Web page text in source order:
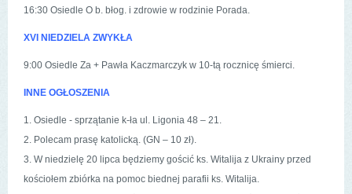
16:30 Osiedle O b. błog. i zdrowie w rodzinie Porada.
XVI NIEDZIELA ZWYKŁA
9:00 Osiedle Za + Pawła Kaczmarczyk w 10-tą rocznicę śmierci.
INNE OGŁOSZENIA
1. Osiedle - sprzątanie k-ła ul. Ligonia 48 – 21.
2. Polecam prasę katolicką. (GN – 10 zł).
3. W niedzielę 20 lipca będziemy gościć ks. Witalija z Ukrainy przed
kościołem zbiórka na pomoc biednej parafii ks. Witalija.